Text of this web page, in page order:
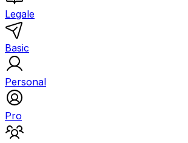
Legale
Basic
Personal
Pro